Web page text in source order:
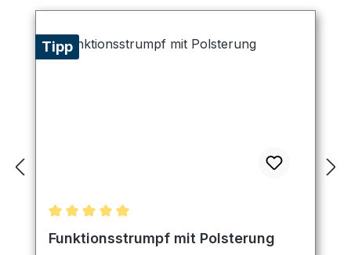
Tipp
Durchschnittliche Bewertung von 5 von 5 Sternen
Funktionsstrumpf mit Polsterung